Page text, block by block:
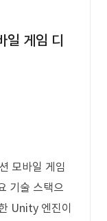
일 게임 디
모바일 게임
기술 스택으
Unity 엔진이